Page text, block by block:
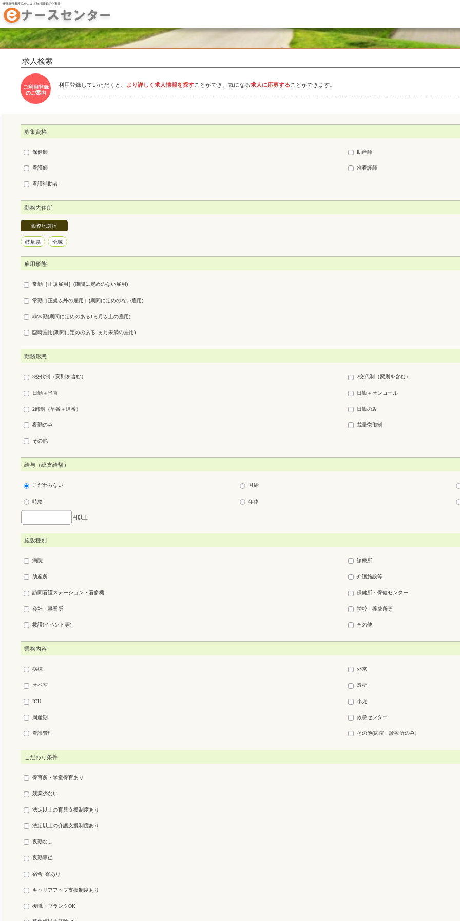
都道府県看護協会による無料職業紹介事業
求人検索
ご利用登録
のご案内
利用登録していただくと、 より詳しく求人情報を探すことができ、気になる求人に応募する ことができます。
募集資格
保健師 助産師
看護師 准看護師
看護補助者
勤務先住所
勤務地選択
岐阜県 全域
雇用形態
常勤［正規雇用］(期間に定めのない雇用)
常勤［正規以外の雇用］(期間に定めのない雇用)
非常勤(期間に定めのある1ヵ月以上の雇用)
臨時雇用(期間に定めのある1ヵ月未満の雇用)
勤務形態
3交代制（変則を含む） 2交代制（変則を含む）
日勤＋当直 日勤＋オンコール
2部制（早番＋遅番） 日勤のみ
夜勤のみ 裁量労働制
その他
給与（総支給額）
こだわらない 月給
時給 年俸
円以上
施設種別
病院 診療所
助産所 介護施設等
訪問看護ステーション・看多機 保健所・保健センター
会社・事業所 学校・養成所等
救護(イベント等) その他
業務内容
病棟 外来
オペ室 透析
ICU 小児
周産期 救急センター
看護管理 その他(病院、診療所のみ)
こだわり条件
保育所・学童保育あり
残業少ない
法定以上の育児支援制度あり
法定以上の介護支援制度あり
夜勤なし
夜勤専従
宿舎･寮あり
キャリアアップ支援制度あり
復職・ブランクOK